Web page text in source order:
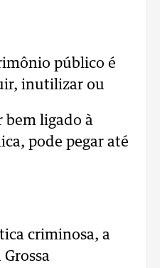
público é
inutilizar ou
bem ligado à
pode pegar até
criminosa, a